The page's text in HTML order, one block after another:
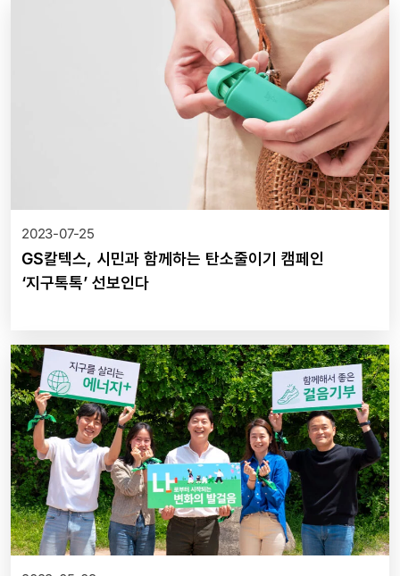
2023-07-25
GS칼텍스, 시민과 함께하는 탄소줄이기 캠페인
‘지구톡톡’ 선보인다